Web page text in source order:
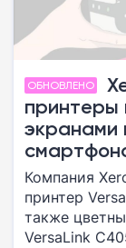
ОБНОВЛЕНО
экранами
Компания
принтер
также
VersaLink